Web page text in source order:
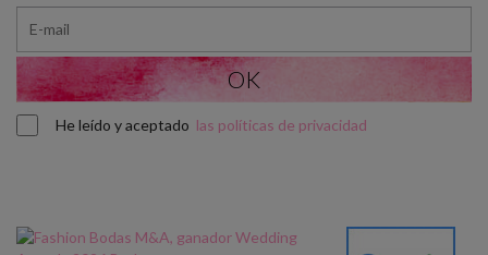
He leído y aceptado las políticas de privacidad